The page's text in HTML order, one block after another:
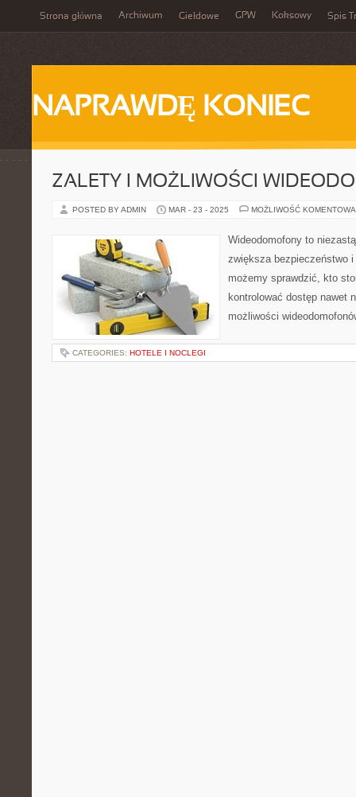
Strona główna Archiwum Giełdowe GPW Koksowy Spis
NAPRAWDĘ KONIEC
ZALETY I MOŻLIWOŚCI
POSTED BY ADMIN MAR - 23 - 2025 MOŻLIWOŚĆ
Wideodomofony to
zwiększa bezpieczeństwo
możemy sprawdzić, kto
kontrolować dostęp nawet
możliwości
CATEGORIES: HOTELE I NOCLEGI